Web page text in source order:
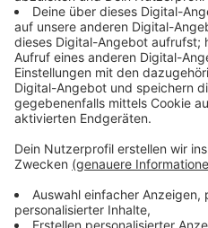
zusammen. Also kein Profi
Superstar richtig“. Dating
kam Panik auf,
Klatschseiten zu lesen.
Inzwischen wissen wir
irgendwie geschafft, eine
happy mit Sportagent Rich
vielleicht im nächsten